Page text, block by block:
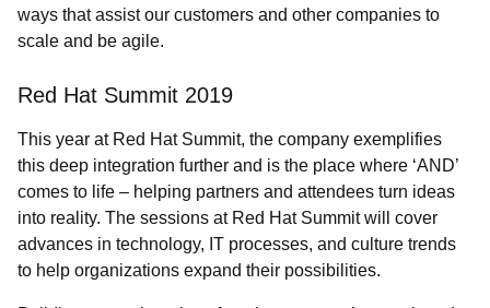
ways that assist our customers and other companies to
scale and be agile.
Red Hat Summit 2019
This year at Red Hat Summit, the company exemplifies
this deep integration further and is the place where ‘AND’
comes to life – helping partners and attendees turn ideas
into reality. The sessions at Red Hat Summit will cover
advances in technology, IT processes, and culture trends
to help organizations expand their possibilities.